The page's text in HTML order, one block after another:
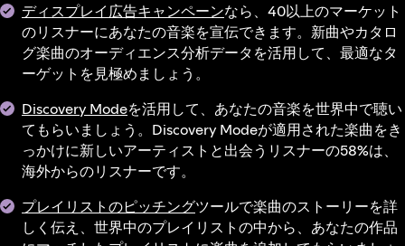
ディスプレイ広告キャンペーンなら、40以上のマーケット
のリスナーにあなたの音楽を宣伝できます。新曲やカタロ
グ楽曲のオーディエンス分析データを活用して、最適なタ
ーゲットを見極めましょう。
Discovery Modeを活用して、あなたの音楽を世界中で聴い
てもらいましょう。Discovery Modeが適用された楽曲をき
っかけに新しいアーティストと出会うリスナーの58%は、
海外からのリスナーです。
プレイリストのピッチングツールで楽曲のストーリーを詳
しく伝え、世界中のプレイリストの中から、あなたの作品